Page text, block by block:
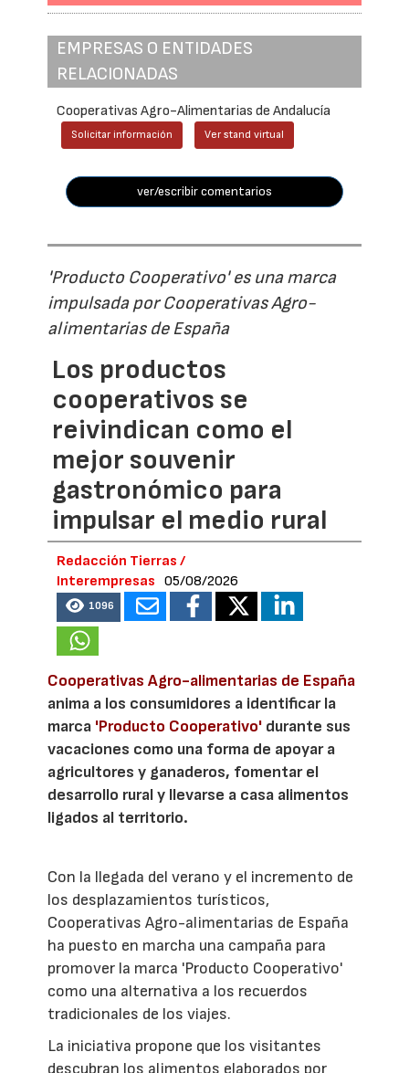
EMPRESAS O ENTIDADES
RELACIONADAS
Cooperativas Agro-Alimentarias de Andalucía
Solicitar información Ver stand virtual
ver/escribir comentarios
'Producto Cooperativo' es una marca
impulsada por Cooperativas Agro-
alimentarias de España
Los productos
cooperativos se
reivindican como el
mejor souvenir
gastronómico para
impulsar el medio rural
Redacción Tierras /
Interempresas
05/08/2026
1096
Cooperativas Agro-alimentarias de España
anima a los consumidores a identificar la
marca 'Producto Cooperativo' durante sus
vacaciones como una forma de apoyar a
agricultores y ganaderos, fomentar el
desarrollo rural y llevarse a casa alimentos
ligados al territorio.
Con la llegada del verano y el incremento de
los desplazamientos turísticos,
Cooperativas Agro-alimentarias de España
ha puesto en marcha una campaña para
promover la marca 'Producto Cooperativo'
como una alternativa a los recuerdos
tradicionales de los viajes.
La iniciativa propone que los visitantes
descubran los alimentos elaborados por